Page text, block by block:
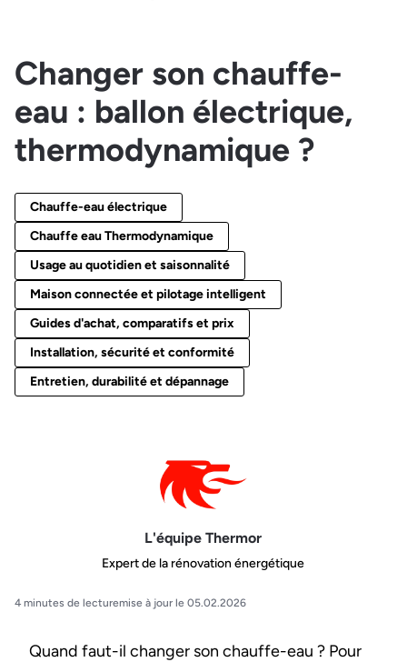
Changer son chauffe-
eau : ballon électrique,
thermodynamique ?
Chauffe-eau électrique
Chauffe eau Thermodynamique
Usage au quotidien et saisonnalité
Maison connectée et pilotage intelligent
Guides d'achat, comparatifs et prix
Installation, sécurité et conformité
Entretien, durabilité et dépannage
L'équipe Thermor
Expert de la rénovation énergétique
4 minutes de lecturemise à jour le 05.02.2026
Quand faut-il changer son chauffe-eau ? Pour